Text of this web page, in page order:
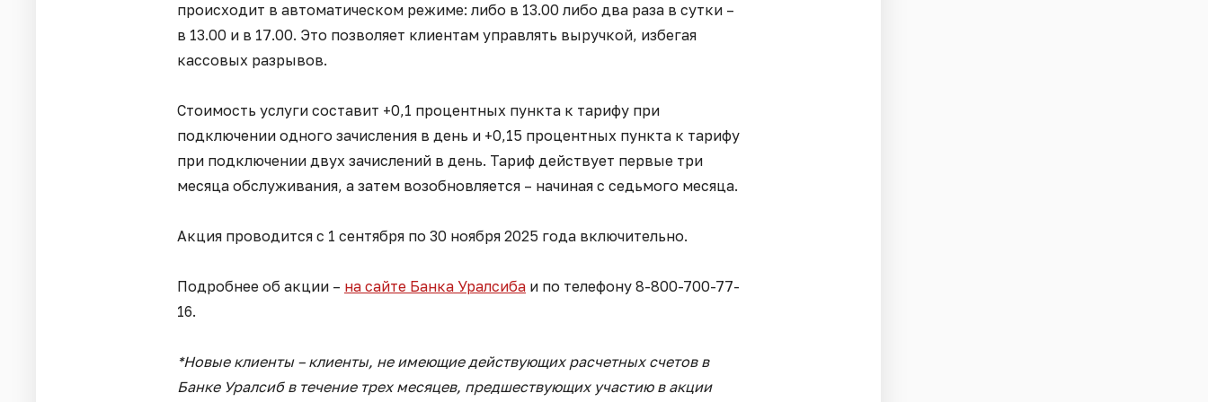
происходит в автоматическом режиме: либо в 13.00 либо два раза в сутки –
в 13.00 и в 17.00. Это позволяет клиентам управлять выручкой, избегая
кассовых разрывов.
Стоимость услуги составит +0,1 процентных пункта к тарифу при
подключении одного зачисления в день и +0,15 процентных пункта к тарифу
при подключении двух зачислений в день. Тариф действует первые три
месяца обслуживания, а затем возобновляется – начиная с седьмого месяца.
Акция проводится с 1 сентября по 30 ноября 2025 года включительно.
Подробнее об акции – на сайте Банка Уралсиба и по телефону 8-800-700-77-
16.
*Новые клиенты – клиенты, не имеющие действующих расчетных счетов в
Банке Уралсиб в течение трех месяцев, предшествующих участию в акции